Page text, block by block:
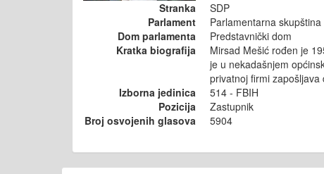
Stranka
SDP
Parlament
Parlamentarna skupština
Dom parlamenta
Predstavnički dom
Kratka biografija
Mirsad Mešić rođen je
je u nekadašnjem
privatnoj firmi zapošljava
Izborna jedinica
514 - FBIH
Pozicija
Zastupnik
Broj osvojenih glasova
5904